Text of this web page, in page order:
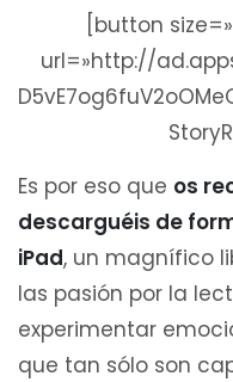
[button
url=»http://
Es por eso que os
descarguéis de
iPad, un magnífico
las pasión por la
experimentar
que tan sólo son